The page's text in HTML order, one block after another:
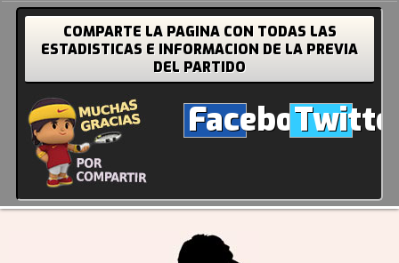
COMPARTE LA PAGINA CON TODAS LAS
ESTADISTICAS E INFORMACION DE LA PREVIA
DEL PARTIDO
Facebook